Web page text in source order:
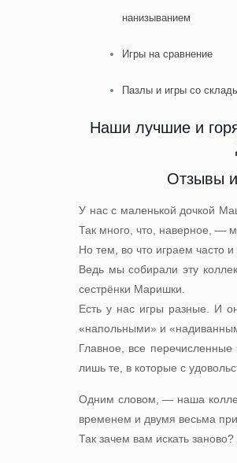
нанизыванием
Игры на сравнение
Пазлы и игры со
Наши лучшие и
Отзывы
У нас с маленькой дочкой
Так много, что, наверное, —
Но тем, во что играем часто
Ведь мы собирали эту
сестрёнки Маришки.
Есть у нас игры разные. И
«напольными» и
Главное, все
лишь те, в которые с
Одним словом, — наша
временем и двумя весьма
Так зачем вам искать